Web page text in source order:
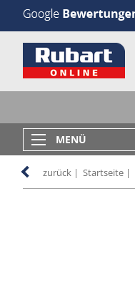
MENÜ
zurück | Startseite |